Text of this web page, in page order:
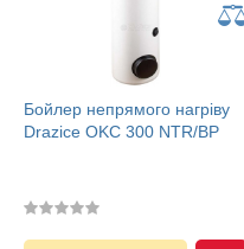
Бойлер непрямого нагріву
Drazice OKC 300 NTR/BP